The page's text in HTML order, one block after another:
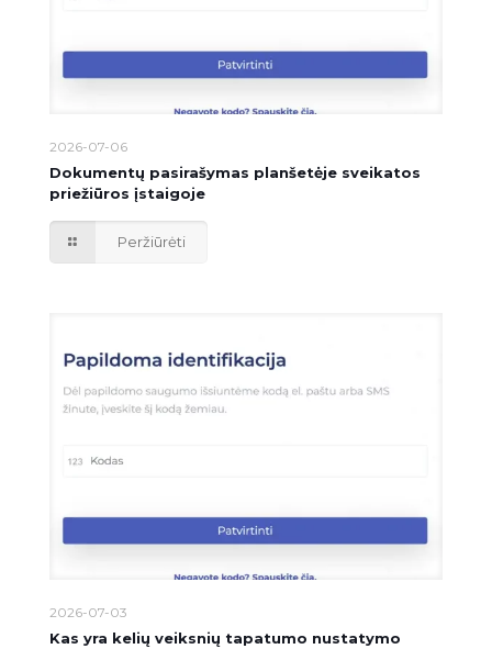
2026-07-06
Dokumentų pasirašymas planšetėje sveikatos
priežiūros įstaigoje
Peržiūrėti
2026-07-03
Kas yra kelių veiksnių tapatumo nustatymo